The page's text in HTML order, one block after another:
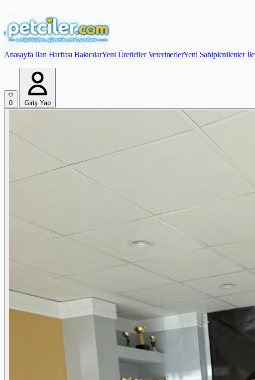
Anasayfa İlan Haritası BakıcılarYeni Üreticiler VeterinerlerYeni Sahiplenilenler
0 Giriş Yap